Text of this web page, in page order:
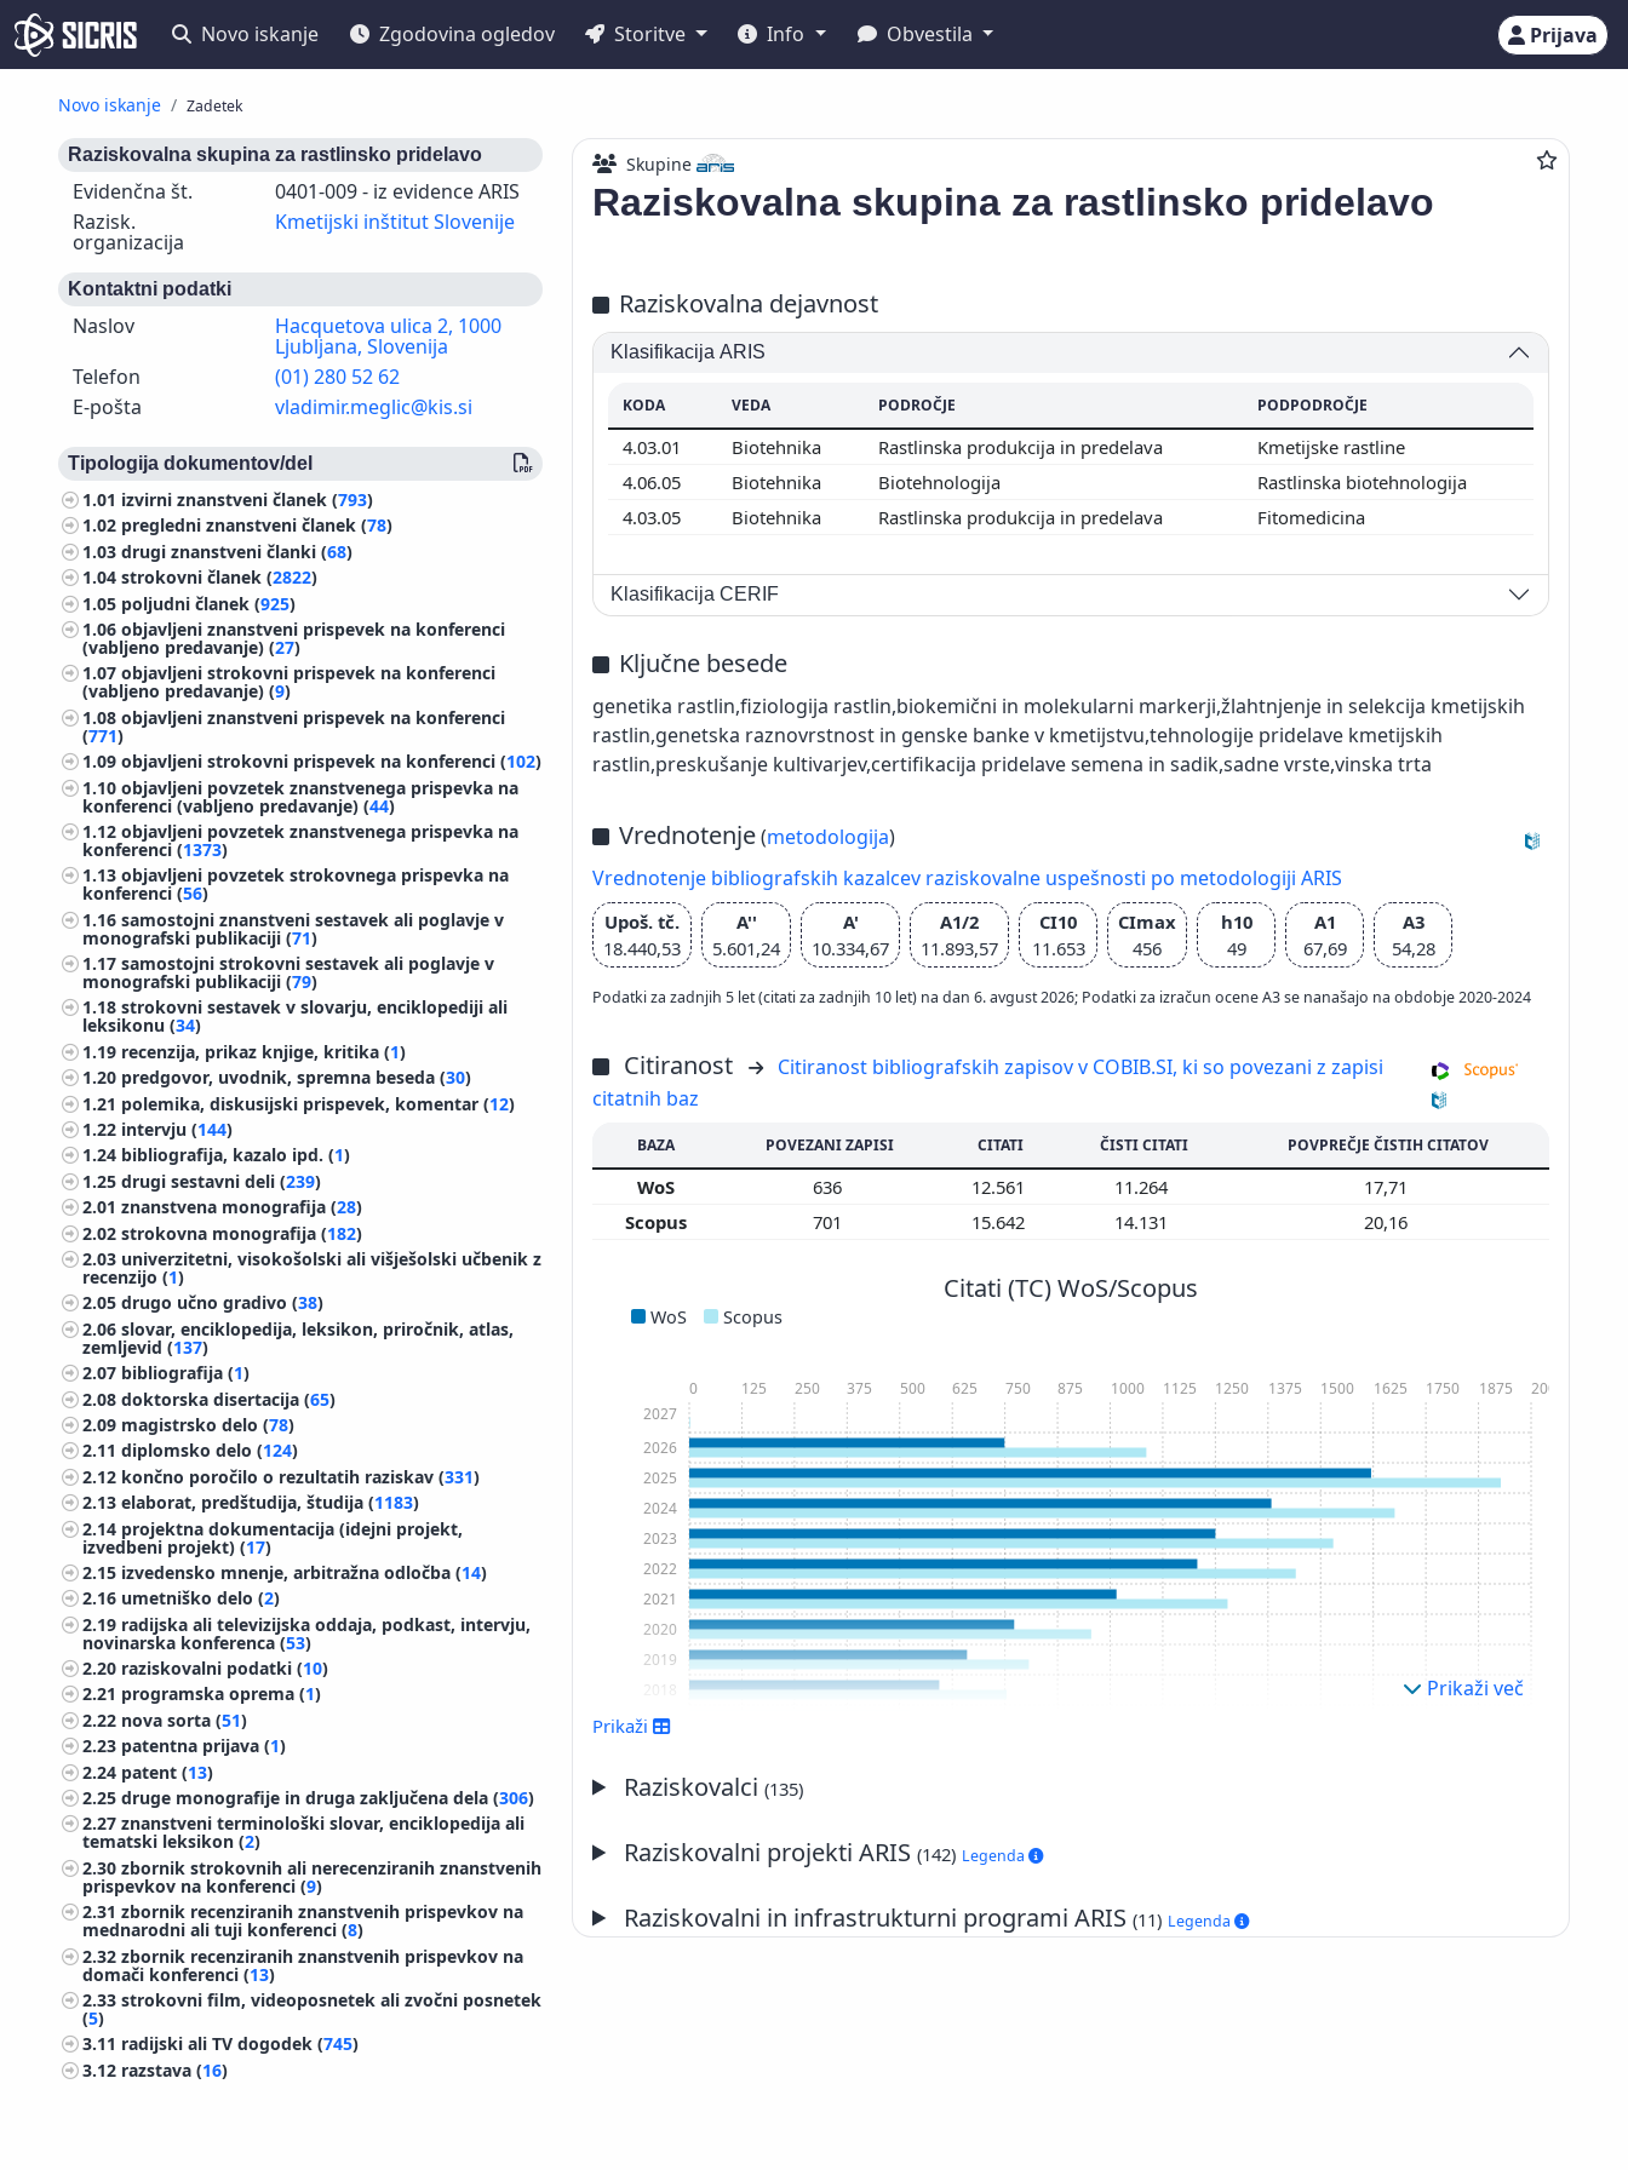
Novo iskanje Zgodovina ogledov Storitve Info Obvestila Prijava
Novo iskanje Zadetek
Raziskovalna skupina za rastlinsko pridelavo
Evidenčna št.
0401-009 - iz evidence ARIS
Razisk.
organizacija
Kmetijski inštitut Slovenije
Kontaktni podatki
Naslov Hacquetova ulica 2, 1000
Ljubljana, Slovenija
Telefon
(01) 280 52 62
E-pošta
vladimir.meglic@kis.si
Tipologija dokumentov/del
1.01 izvirni znanstveni članek (793)
1.02 pregledni znanstveni članek (78)
1.03drugi znanstveni članki (68)
1.04strokovni članek (2822)
1.05 poljudni članek (925)
1.06objavljeni znanstveni prispevek na konferenci
(vabljeno predavanje) (27)
1.07objavljeni strokovni prispevek na konferenci
(vabljeno predavanje) (9)
1.08objavljeni znanstveni prispevek na konferenci
(771)
1.09objavljeni strokovni prispevek na konferenci (102)
1.10objavljeni povzetek znanstvenega prispevka na
konferenci (vabljeno predavanje) (44)
1.12objavljeni povzetek znanstvenega prispevka na
konferenci (1373)
1.13objavljeni povzetek strokovnega prispevka na
konferenci (56)
1.16samostojni znanstveni sestavek ali poglavje v
monografski publikaciji (71)
1.17samostojni strokovni sestavek ali poglavje v
monografski publikaciji (79)
1.18strokovni sestavek v slovarju, enciklopediji ali
leksikonu (34)
1.19 recenzija, prikaz knjige, kritika (1)
1.20 predgovor, uvodnik, spremna beseda (30)
1.21 polemika, diskusijski prispevek, komentar (12)
1.22 intervju (144)
1.24 bibliografija, kazalo ipd. (1)
1.25drugi sestavni deli (239)
2.01znanstvena monografija (28)
2.02strokovna monografija (182)
2.03 univerzitetni, visokošolski ali višješolski učbenik z
recenzijo (1)
2.05drugo učno gradivo (38)
2.06slovar, enciklopedija, leksikon, priročnik, atlas,
zemljevid (137)
2.07 bibliografija (1)
2.08doktorska disertacija (65)
2.09 magistrsko delo (78)
2.11diplomsko delo (124)
2.12 končno poročilo o rezultatih raziskav (331)
2.13elaborat, predštudija, študija (1183)
2.14 projektna dokumentacija (idejni projekt,
izvedbeni projekt) (17)
2.15 izvedensko mnenje, arbitražna odločba (14)
2.16 umetniško delo (2)
2.19 radijska ali televizijska oddaja, podkast, intervju,
novinarska konferenca (53)
2.20 raziskovalni podatki (10)
2.21 programska oprema (1)
2.22 nova sorta (51)
2.23 patentna prijava (1)
2.24 patent (13)
2.25druge monografije in druga zaključena dela (306)
2.27znanstveni terminološki slovar, enciklopedija ali
tematski leksikon (2)
2.30zbornik strokovnih ali nerecenziranih znanstvenih
prispevkov na konferenci (9)
2.31zbornik recenziranih znanstvenih prispevkov na
mednarodni ali tuji konferenci (8)
2.32zbornik recenziranih znanstvenih prispevkov na
domači konferenci (13)
2.33strokovni film, videoposnetek ali zvočni posnetek
(5)
3.11 radijski ali TV dogodek (745)
3.12 razstava (16)
Skupine
Raziskovalna skupina za rastlinsko pridelavo
Raziskovalna dejavnost
Klasifikacija ARIS
KODA VEDA PODROČJE PODPODROČJE
4.03.01 Biotehnika Rastlinska produkcija in predelava
Kmetijske rastline
4.06.05
Biotehnika Biotehnologija
Rastlinska biotehnologija
4.03.05
Biotehnika Rastlinska produkcija in predelava Fitomedicina
Klasifikacija CERIF
Ključne besede
genetika rastlin,fiziologija rastlin,biokemični in molekularni markerji,žlahtnjenje in selekcija kmetijskih
rastlin,genetska raznovrstnost in genske banke v kmetijstvu,tehnologije pridelave kmetijskih
rastlin,preskušanje kultivarjev,certifikacija pridelave semena in sadik,sadne vrste,vinska trta
Vrednotenje(metodologija)
Vrednotenje bibliografskih kazalcev raziskovalne uspešnosti po metodologiji ARIS
Upoš. tč.
18.440,53
A''
5.601,24
A'
10.334,67
A1/2
11.893,57
CI10
11.653
CImax
456
h10
49
A1
67,69
A3
54,28
Podatki za zadnjih 5 let (citati za zadnjih 10 let) na dan 6. avgust 2026; Podatki za izračun ocene A3 se nanašajo na obdobje 2020-2024
Citiranost
Citiranost bibliografskih zapisov v COBIB.SI, ki so povezani z zapisi
citatnih baz
BAZA POVEZANI ZAPISI CITATI ČISTI CITATI POVPREČJE ČISTIH CITATOV
WoS 636 12.561 11.264
17,71
Scopus
701 15.642 14.131 20,16
Citati (TC) WoS/Scopus
WoS Scopus
2010
2013
2015
2017
2019
2020
2021
2022
2023
2024
2025
2026
2027
0 125 250 375 500 625 750 875 1000 1125 1250 1375 1500 1625 1750 1875 2000
Prikaži več
Prikaži
Raziskovalci(135)
Raziskovalni projekti ARIS(142) Legenda
Raziskovalni in infrastrukturni programi ARIS(11) Legenda